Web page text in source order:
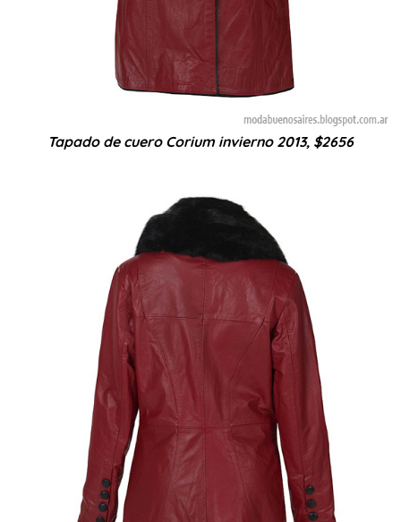
Tapado de cuero Corium invierno 2013, $2656